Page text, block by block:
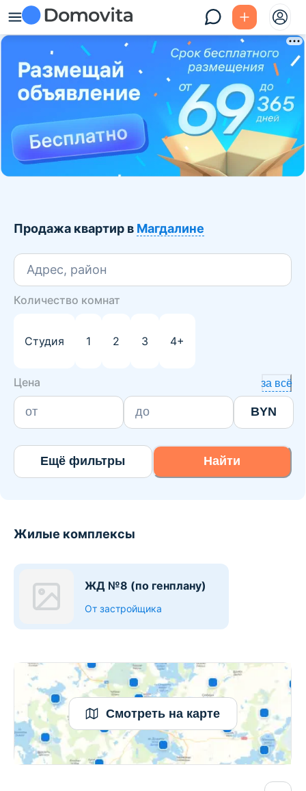
Продажа квартир в Магдалине
Адрес, район
Количество комнат
Студия 1 2 3 4+
Цена за всё
BYN
Ещё фильтры Найти
Жилые комплексы
ЖД №8 (по генплану)
От застройщика
Смотреть на карте